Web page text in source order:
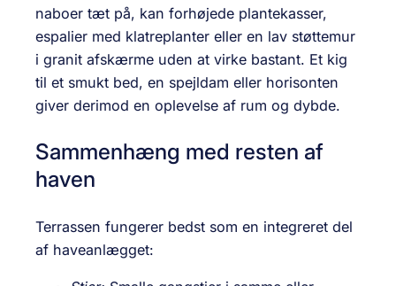
naboer tæt på, kan forhøjede plantekasser,
espalier med klatreplanter eller en lav støttemur
i granit afskærme uden at virke bastant. Et kig
til et smukt bed, en spejldam eller horisonten
giver derimod en oplevelse af rum og dybde.
Sammenhæng med resten af
haven
Terrassen fungerer bedst som en integreret del
af haveanlægget: